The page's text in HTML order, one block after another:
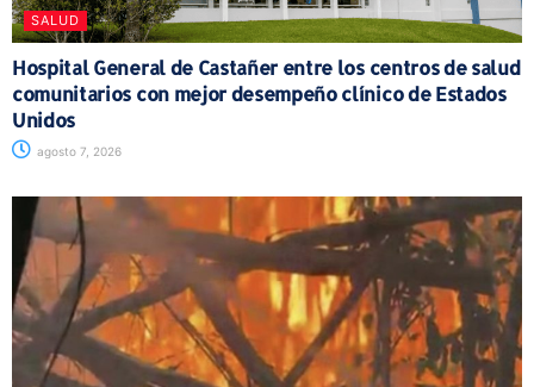
SALUD
Hospital General de Castañer entre los centros de salud
comunitarios con mejor desempeño clínico de Estados
Unidos
agosto 7, 2026